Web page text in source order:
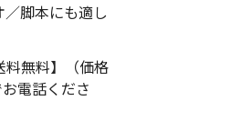
脚本にも適し
料無料】（価格
お電話くださ